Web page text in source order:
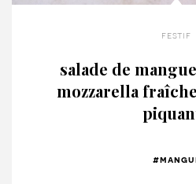
festif
salade de
mozzarella